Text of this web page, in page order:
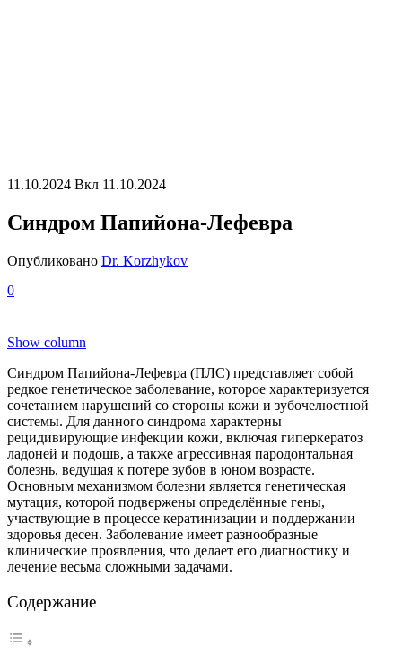
11.10.2024 Вкл 11.10.2024
Синдром Папийона-Лефевра
Опубликовано Dr. Korzhykov
0
Show column
Синдром Папийона-Лефевра (ПЛС) представляет собой
редкое генетическое заболевание, которое характеризуется
сочетанием нарушений со стороны кожи и зубочелюстной
системы. Для данного синдрома характерны
рецидивирующие инфекции кожи, включая гиперкератоз
ладоней и подошв, а также агрессивная пародонтальная
болезнь, ведущая к потере зубов в юном возрасте.
Основным механизмом болезни является генетическая
мутация, которой подвержены определённые гены,
участвующие в процессе кератинизации и поддержании
здоровья десен. Заболевание имеет разнообразные
клинические проявления, что делает его диагностику и
лечение весьма сложными задачами.
Содержание